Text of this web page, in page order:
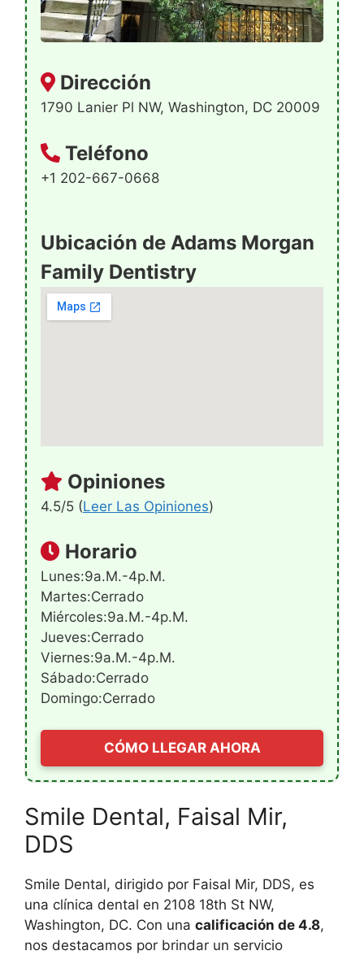
Dirección
1790 Lanier Pl NW, Washington, DC 20009
Teléfono
+1 202-667-0668
Ubicación de Adams Morgan
Family Dentistry
Opiniones
4.5/5 (Leer Las Opiniones)
Horario
Lunes:9a.m.-4p.m.
Martes:Cerrado
Miércoles:9a.m.-4p.m.
Jueves:Cerrado
Viernes:9a.m.-4p.m.
Sábado:Cerrado
Domingo:Cerrado
CÓMO LLEGAR AHORA
Smile Dental, Faisal Mir,
DDS
Smile Dental, dirigido por Faisal Mir, DDS, es
una clínica dental en 2108 18th St NW,
Washington, DC. Con una calificación de 4.8,
nos destacamos por brindar un servicio